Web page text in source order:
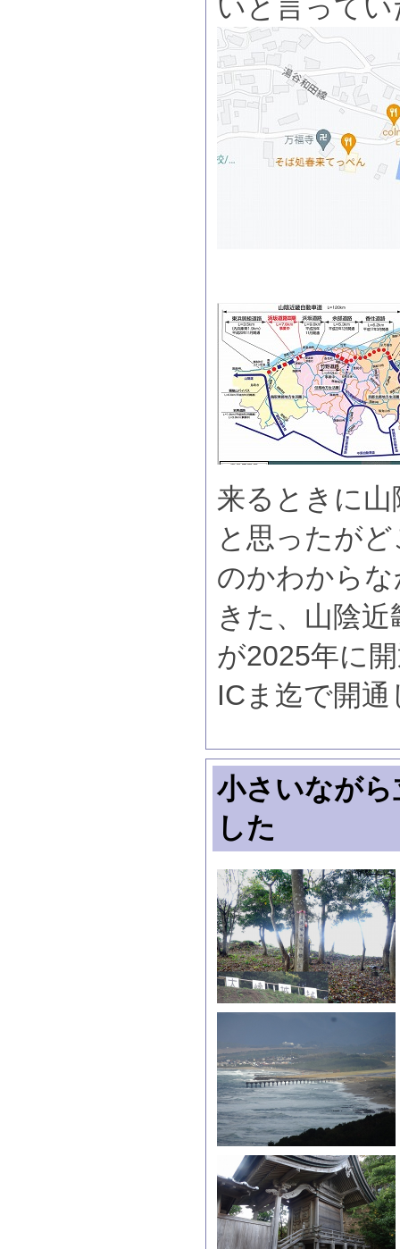
いと言ってい
来るときに
と思ったが
のかわから
きた、山陰
が2025年に
ICま迄で開
小さいなが
した